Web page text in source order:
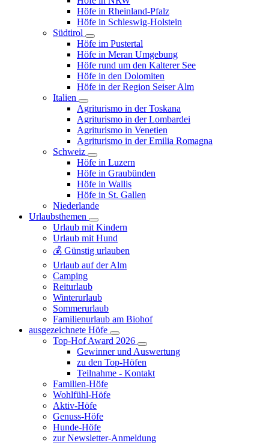
Höfe in Rheinland-Pfalz
Höfe in Schleswig-Holstein
Südtirol
Höfe im Pustertal
Höfe in Meran Umgebung
Höfe rund um den Kalterer See
Höfe in den Dolomiten
Höfe in der Region Seiser Alm
Italien
Agriturismo in der Toskana
Agriturismo in der Lombardei
Agriturismo in Venetien
Agriturismo in der Emilia Romagna
Schweiz
Höfe in Luzern
Höfe in Graubünden
Höfe in Wallis
Höfe in St. Gallen
Niederlande
Urlaubsthemen
Urlaub mit Kindern
Urlaub mit Hund
💰 Günstig urlauben
Urlaub auf der Alm
Camping
Reiturlaub
Winterurlaub
Sommerurlaub
Familienurlaub am Biohof
ausgezeichnete Höfe
Top-Hof Award 2026
Gewinner und Auswertung
zu den Top-Höfen
Teilnahme - Kontakt
Familien-Höfe
Wohlfühl-Höfe
Aktiv-Höfe
Genuss-Höfe
Hunde-Höfe
zur Newsletter-Anmeldung